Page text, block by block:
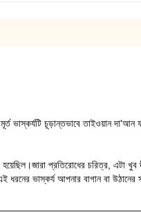
ভাস্কর্যটি চূড়ান্তভাবে তাইওয়ান দা'আন
হয়েছিল।জারা প্রতিরোধের চরিত্র , এটা খুব
ভাস্কর্য আপনার বাগান বা উঠানের